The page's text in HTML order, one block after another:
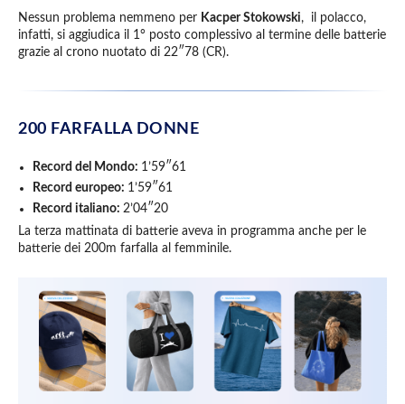
Nessun problema nemmeno per Kacper Stokowski, il polacco,
infatti, si aggiudica il 1° posto complessivo al termine delle batterie
grazie al crono nuotato di 22″78 (CR).
200 FARFALLA DONNE
Record del Mondo: 1’59″61
Record europeo: 1’59″61
Record italiano: 2’04″20
La terza mattinata di batterie aveva in programma anche per le
batterie dei 200m farfalla al femminile.